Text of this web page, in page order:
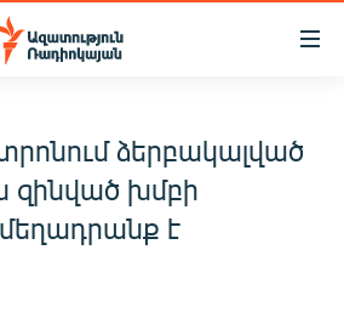
ձերբակալված
զինված խմբի
է